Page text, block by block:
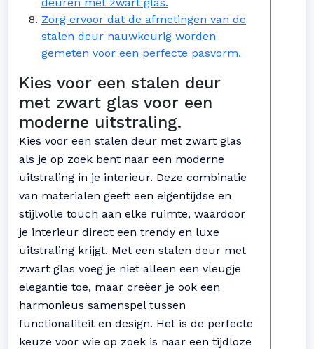
Zorg ervoor dat de afmetingen van de
stalen deur nauwkeurig worden
gemeten voor een perfecte pasvorm.
Kies voor een stalen deur
met zwart glas voor een
moderne uitstraling.
Kies voor een stalen deur met zwart glas
als je op zoek bent naar een moderne
uitstraling in je interieur. Deze combinatie
van materialen geeft een eigentijdse en
stijlvolle touch aan elke ruimte, waardoor
je interieur direct een trendy en luxe
uitstraling krijgt. Met een stalen deur met
zwart glas voeg je niet alleen een vleugje
elegantie toe, maar creëer je ook een
harmonieus samenspel tussen
functionaliteit en design. Het is de perfecte
keuze voor wie op zoek is naar een tijdloze